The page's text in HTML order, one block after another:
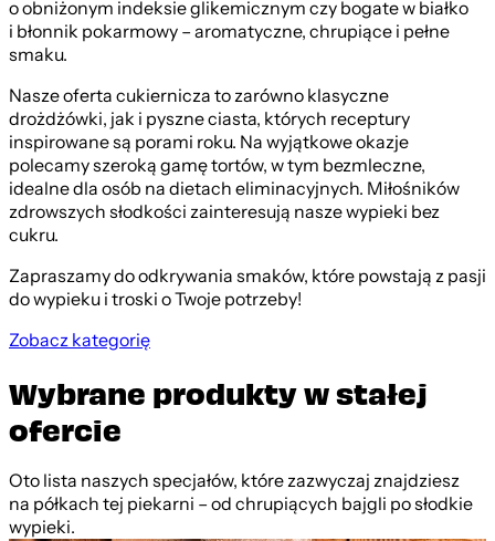
o obniżonym indeksie glikemicznym czy bogate w białko
i błonnik pokarmowy – aromatyczne, chrupiące i pełne
smaku.
Nasze oferta cukiernicza to zarówno klasyczne
drożdżówki, jak i pyszne ciasta, których receptury
inspirowane są porami roku. Na wyjątkowe okazje
polecamy szeroką gamę tortów, w tym bezmleczne,
idealne dla osób na dietach eliminacyjnych. Miłośników
zdrowszych słodkości zainteresują nasze wypieki bez
cukru.
Zapraszamy do odkrywania smaków, które powstają z pasji
do wypieku i troski o Twoje potrzeby!
Zobacz kategorię
Wybrane produkty w stałej
ofercie
Oto lista naszych specjałów, które zazwyczaj znajdziesz
na półkach tej piekarni – od chrupiących bajgli po słodkie
wypieki.